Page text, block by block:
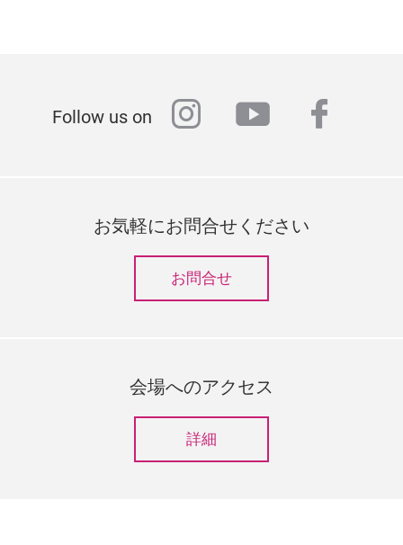
Follow us on instagram
youtube
お気軽にお問合せください
お問合せ
会場へのアクセス
詳細